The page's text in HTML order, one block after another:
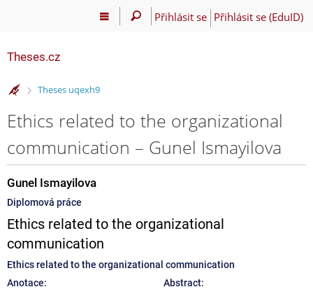
Přihlásit se Přihlásit se (EduID)
Theses.cz
>
Theses uqexh9
Ethics related to the organizational
communication – Gunel Ismayilova
Gunel Ismayilova
Diplomová práce
Ethics related to the organizational
communication
Ethics related to the organizational communication
Anotace:
Abstract: